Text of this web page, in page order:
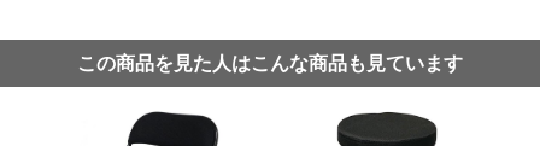
この商品を見た人はこんな商品も見ています